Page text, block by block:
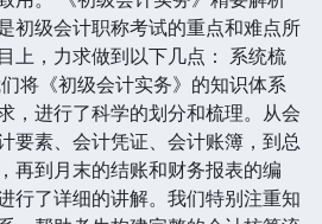
初级会计职称考试的重点和难点所
上，力求做到以下几点： 系统梳
将《初级会计实务》的知识体系
，进行了科学的划分和梳理。从会
要素、会计凭证、会计账簿，到总
再到月末的结账和财务报表的编
行了详细的讲解。我们特别注重知